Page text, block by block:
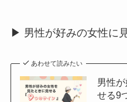
▶ 男性が好みの女性に
あわせて読みたい
男性
せる9